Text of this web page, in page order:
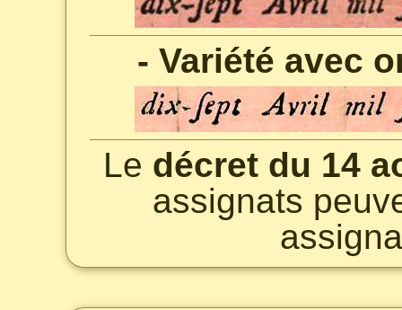
- Variété avec
Le décret du 14
assignats